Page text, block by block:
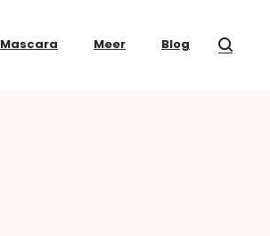
Mascara Meer Blog